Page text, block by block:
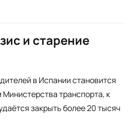
и старение
в Испании становится
транспорта, к
закрыть более 20 тысяч